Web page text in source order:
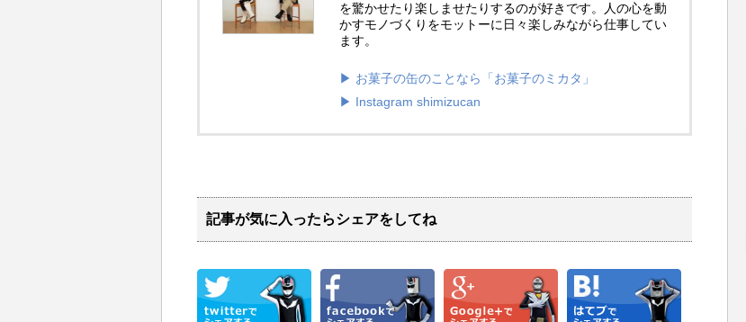
を驚かせたり楽しませたりするのが好きです。人の心を動
かすモノづくりをモットーに日々楽しみながら仕事してい
ます。
▶︎ お菓子の缶のことなら「お菓子のミカタ」
▶︎ Instagram shimizucan
記事が気に入ったらシェアをしてね